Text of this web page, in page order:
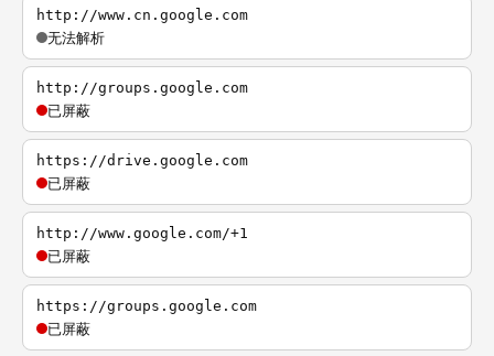
http://www.cn.google.com
无法解析
http://groups.google.com
已屏蔽
https://drive.google.com
已屏蔽
http://www.google.com/+1
已屏蔽
https://groups.google.com
已屏蔽